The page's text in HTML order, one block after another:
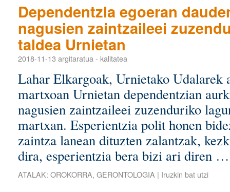
Dependentzia egoeran
nagusien zaintzaileei
taldea Urnietan
2018-11-13 argitaratua - kalitatea
Lahar Elkargoak, Urnietako Udalarek
martxoan Urnietan dependentzian
nagusien zaintzaileei zuzenduriko
martxan. Esperientzia polit honen
zaintza lanean dituzten zalantzak,
dira, esperientzia bera bizi ari diren
ATALAK: OROKORRA, GERONTOLOGIA | Iruzkin bat utzi